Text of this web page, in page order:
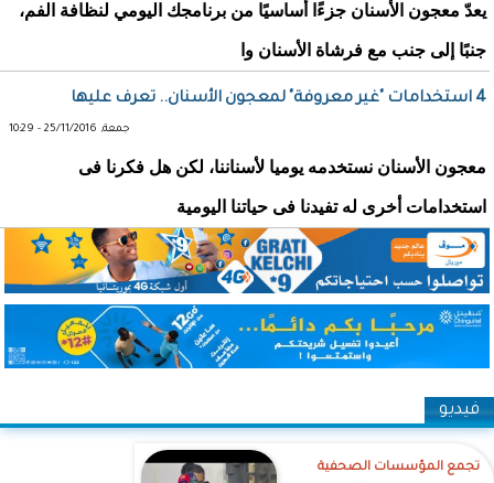
يعدّ معجون الأسنان جزءًا أساسيًا من برنامجك اليومي لنظافة الفم،
جنبًا إلى جنب مع فرشاة الأسنان وا
4 استخدامات "غير معروفة" لمعجون الأسنان.. تعرف عليها
جمعة, 25/11/2016 - 10:29
معجون الأسنان نستخدمه يوميا لأسناننا، لكن هل فكرنا فى
استخدامات أخرى له تفيدنا فى حياتنا اليومية
فيديو
تجمع المؤسسات الصحفية